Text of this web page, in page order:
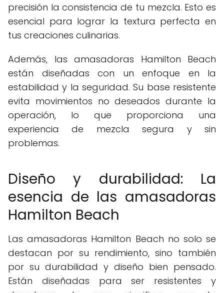
precisión la consistencia de tu mezcla. Esto es
esencial para lograr la textura perfecta en
tus creaciones culinarias.
Además, las amasadoras Hamilton Beach
están diseñadas con un enfoque en la
estabilidad y la seguridad. Su base resistente
evita movimientos no deseados durante la
operación, lo que proporciona una
experiencia de mezcla segura y sin
problemas.
Diseño y durabilidad: La
esencia de las amasadoras
Hamilton Beach
Las amasadoras Hamilton Beach no solo se
destacan por su rendimiento, sino también
por su durabilidad y diseño bien pensado.
Están diseñadas para ser resistentes y